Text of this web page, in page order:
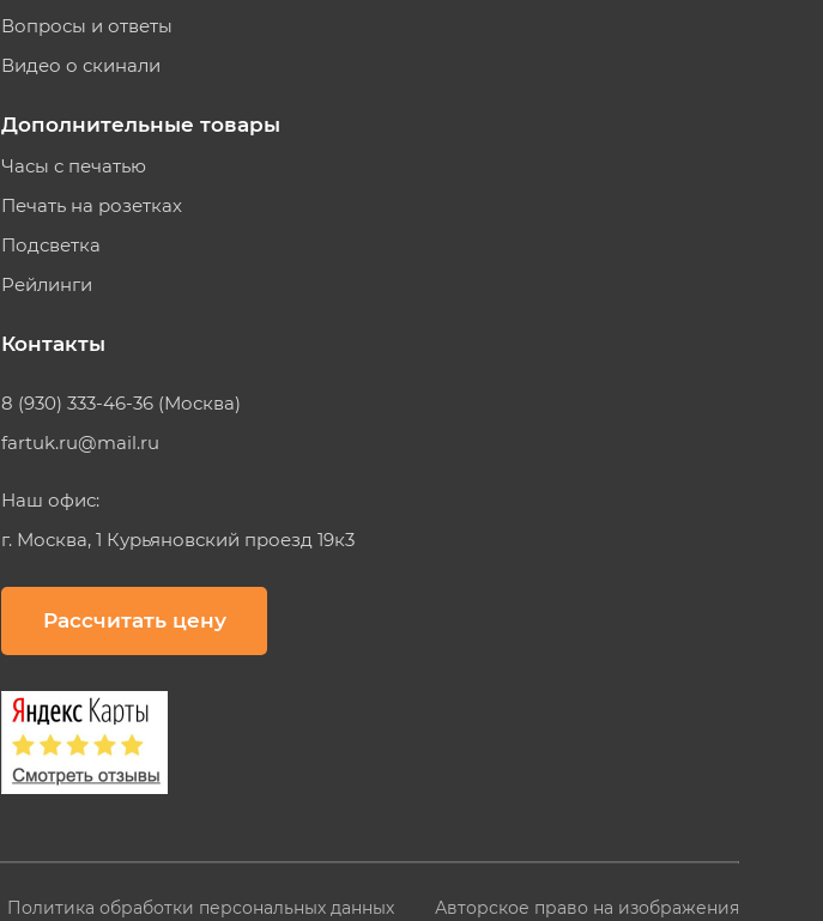
Вопросы и ответы
Видео о скинали
Дополнительные товары
Часы с печатью
Печать на розетках
Подсветка
Рейлинги
Контакты
8 (930) 333-46-36 (Москва)
fartuk.ru@mail.ru
Наш офис:
г. Москва, 1 Курьяновский проезд 19к3
Рассчитать цену
Политика обработки персональных данных Авторское право на изображения